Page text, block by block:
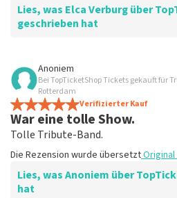
Lies, was Elca Verburg über
geschrieben hat
Bewertung von Elca Verburg über
Sehr gut
Die Rezension wurde übersetzt
Anoniem
Bei TopTicketShop Tickets gekauft für
Rotterdam
Verifizierter Kauf
War eine tolle Show.
Tolle Tribute-Band.
Die Rezension wurde übersetzt
Lies, was Anoniem über
hat